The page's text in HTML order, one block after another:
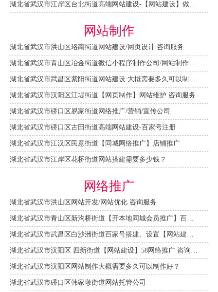
湖北省武汉市江岸区台北街道高端网站建设-【网站建设】做一个网站大概需要多少钱？
网站制作
湖北省武汉市洪山区珞南街道网站建设/网页设计 咨询服务
湖北省武汉市青山区冶金街道微信小程序制作公司/网站制作 咨询服务
湖北省武汉市武昌区紫阳街道网站建设:大概需要多久可以制作好？
湖北省武汉市汉阳区江堤街道【网页制作】网站维护 咨询服务
湖北省武汉市硚口区易家街道网络推广/营销/宣传公司
湖北省武汉市硚口区古田街道高端网站建设-百家号注册
湖北省武汉市江汉区民意街道【同城网络推广】店铺推广
湖北省武汉市江岸区花桥街道网站搭建需要多少钱？
网络推广
湖北省武汉市洪山区网站开发/网站优化 咨询服务
湖北省武汉市青山区新沟桥街道【开本地同城会员推广】百度推广费用 咨询服务
湖北省武汉市武昌区白沙洲街道百家号搭建、设置【网站建设一条龙】
湖北省武汉市汉阳区 四新街道【网站建设】58网络推广 咨询服务
湖北省武汉市汉阳区网站制作大概需要多久可以制作好？
湖北省武汉市硚口区韩家墩街道网站托管公司